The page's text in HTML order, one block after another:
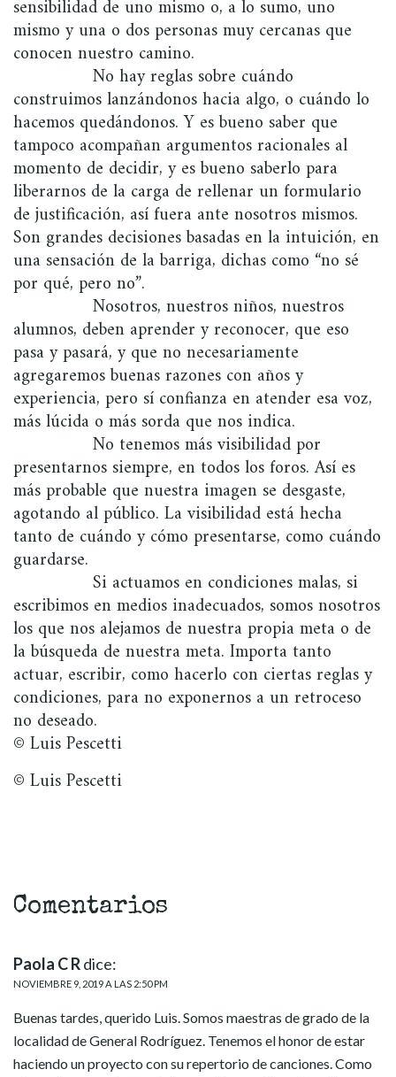
sensibilidad de uno mismo o, a lo sumo, uno
mismo y una o dos personas muy cercanas que
conocen nuestro camino.
No hay reglas sobre cuándo
construimos lanzándonos hacia algo, o cuándo lo
hacemos quedándonos. Y es bueno saber que
tampoco acompañan argumentos racionales al
momento de decidir, y es bueno saberlo para
liberarnos de la carga de rellenar un formulario
de justificación, así fuera ante nosotros mismos.
Son grandes decisiones basadas en la intuición, en
una sensación de la barriga, dichas como “no sé
por qué, pero no”.
Nosotros, nuestros niños, nuestros
alumnos, deben aprender y reconocer, que eso
pasa y pasará, y que no necesariamente
agregaremos buenas razones con años y
experiencia, pero sí confianza en atender esa voz,
más lúcida o más sorda que nos indica.
No tenemos más visibilidad por
presentarnos siempre, en todos los foros. Así es
más probable que nuestra imagen se desgaste,
agotando al público. La visibilidad está hecha
tanto de cuándo y cómo presentarse, como cuándo
guardarse.
Si actuamos en condiciones malas, si
escribimos en medios inadecuados, somos nosotros
los que nos alejamos de nuestra propia meta o de
la búsqueda de nuestra meta. Importa tanto
actuar, escribir, como hacerlo con ciertas reglas y
condiciones, para no exponernos a un retroceso
no deseado.
© Luis Pescetti
© Luis Pescetti
Comentarios
Paola C Rdice:
NOVIEMBRE 9, 2019 A LAS 2:50 PM
Buenas tardes, querido Luis. Somos maestras de grado de la
localidad de General Rodríguez. Tenemos el honor de estar
haciendo un proyecto con su repertorio de canciones. Como